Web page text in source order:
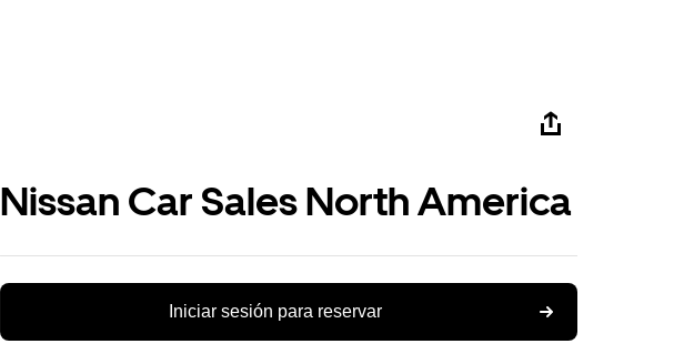
Nissan Car Sales North America
Iniciar sesión para reservar